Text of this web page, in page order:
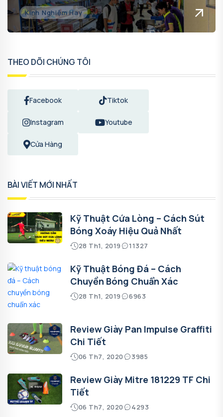
Kinh Nghiệm Hay
THEO DÕI CHÚNG TÔI
Facebook Tiktok
Instagram Youtube
Cửa Hàng
BÀI VIẾT MỚI NHẤT
Kỹ Thuật Cứa Lòng – Cách Sút
Bóng Xoáy Hiệu Quả Nhất
28 Th1, 2019 11327
Kỹ Thuật Bóng Đá – Cách
Chuyền Bóng Chuẩn Xác
28 Th1, 2019 6963
Review Giày Pan Impulse Graffiti
Chi Tiết
06 Th7, 2020 3985
Review Giày Mitre 181229 TF Chi
Tiết
06 Th7, 2020 4293